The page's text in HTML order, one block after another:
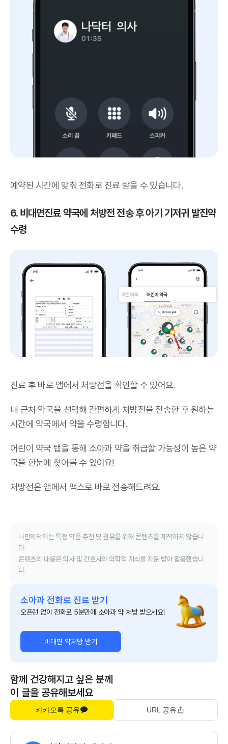
예약된 시간에 맞춰 전화로 진료 받을 수 있습니다.
6. 비대면진료 약국에 처방전 전송 후 아기 기저귀 발진약
수령
진료 후 바로 앱에서 처방전을 확인할 수 있어요.
내 근처 약국을 선택해 간편하게 처방전을 전송한 후 원하는
시간에 약국에서 약을 수령합니다.
어린이 약국 탭을 통해 소아과 약을 취급할 가능성이 높은 약
국을 한눈에 찾아볼 수 있어요!
처방전은 앱에서 팩스로 바로 전송해드려요.
나만의닥터는 특정 약품 추천 및 권유를 위해 콘텐츠를 제작하지 않습니
다.
콘텐츠의 내용은 의사 및 간호사의 의학적 지식을 자문 받아 활용했습니
다.
소아과 전화로 진료 받기
오픈런 없이 전화로 5분만에 소아과 약 처방 받으세요!
비대면 약처방 받기
함께 건강해지고 싶은 분께
이 글을 공유해보세요
카카오톡 공유 URL 공유